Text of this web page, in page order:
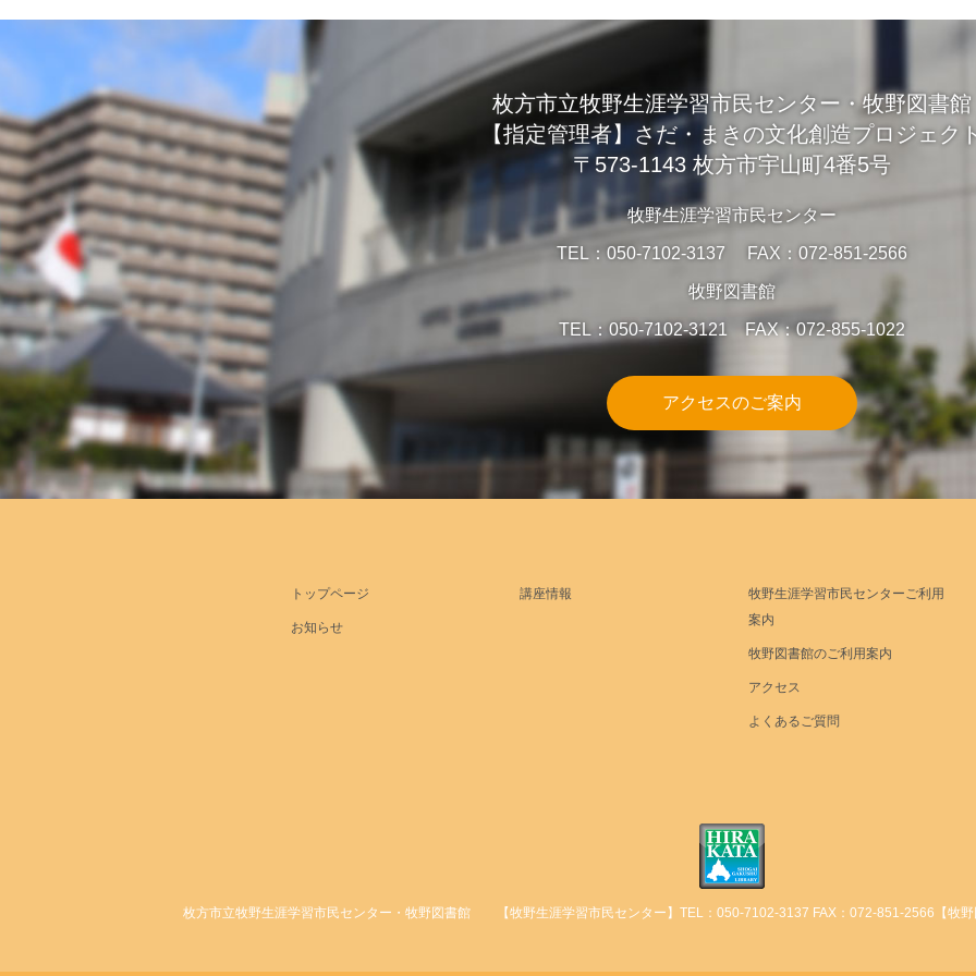
枚方市立牧野生涯学習市民センター・牧野図書館
【指定管理者】さだ・まきの文化創造プロジェク
〒573-1143 枚方市宇山町4番5号
牧野生涯学習市民センター
TEL：050-7102-3137 FAX：072-851-2566
牧野図書館
TEL：050-7102-3121 FAX：072-855-1022
アクセスのご案内
トップページ
お知らせ
講座情報
牧野生涯学習市民センターご利用
案内
牧野図書館のご利用案内
アクセス
よくあるご質問
枚方市立牧野生涯学習市民センター・牧野図書館 【牧野生涯学習市民センター】TEL：050-7102-3137 FAX：072-851-2566【牧